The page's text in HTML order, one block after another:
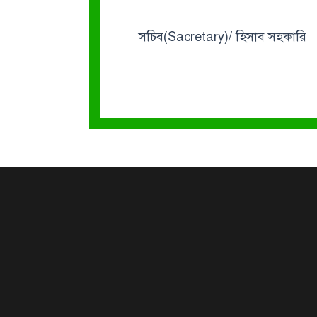
সচিব(Sacretary)/ হিসাব সহকারি